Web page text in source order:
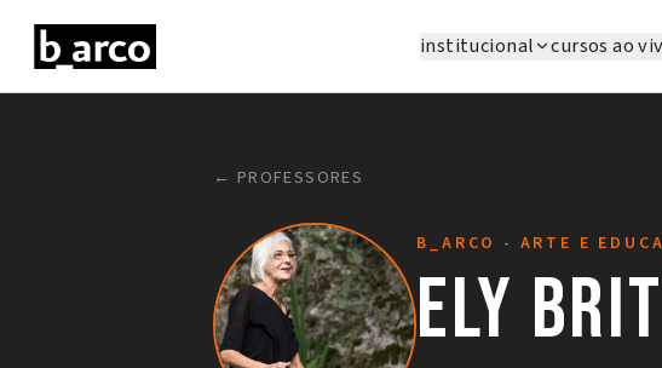
institucional cursos ao
← PROFESSORES
B_ARCO - ARTE E
Ely